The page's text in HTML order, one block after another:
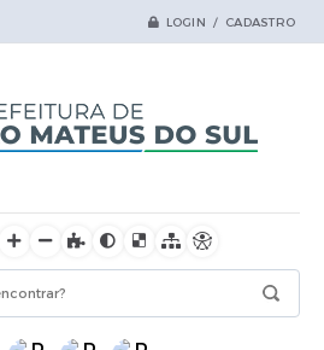
LOGIN / CADASTRO